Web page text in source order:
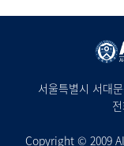
서울특별시 서대
Copyright © 2009